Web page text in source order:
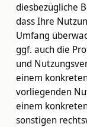
diesbezügliche
dass Ihre
Umfang
ggf. auch die
und
einem
vorliegenden
einem
sonstigen